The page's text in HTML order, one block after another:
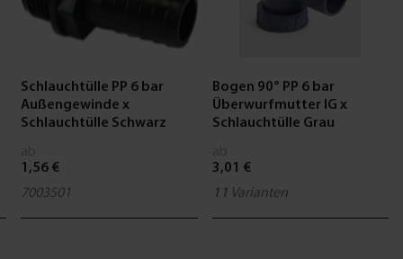
Schlauchtülle PP 6 bar
Außengewinde x
Schlauchtülle Schwarz
1,56 €
7003501
Bogen 90° PP 6 bar
Überwurfmutter IG x
Schlauchtülle Grau
3,01 €
11 Varianten